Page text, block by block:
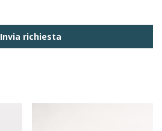
Invia richiesta